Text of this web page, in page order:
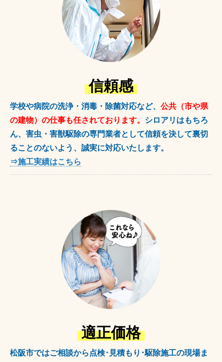
信頼感
学校や病院の洗浄・消毒・除菌対応など、 公共（市や県
の建物）の仕事も任されております。 シロアリはもちろ
ん、害虫・害獣駆除の専門業者として信頼を決して裏切
ることのないよう、誠実に対応いたします。
⇒施工実績はこちら
適正価格
松阪市ではご相談から点検･見積もり･駆除施工の現場ま